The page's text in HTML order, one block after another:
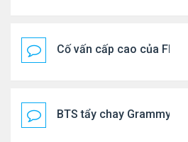
Cố vấn cấp cao của
BTS tẩy chay Grammy